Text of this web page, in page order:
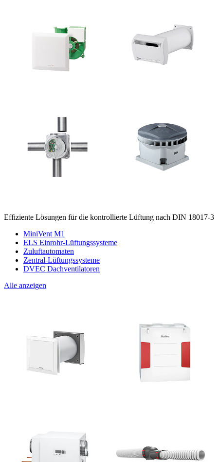
Effiziente Lösungen für die kontrollierte Lüftung nach DIN 18017-3
MiniVent M1
ELS Einrohr-Lüftungssysteme
Zuluftautomaten
Zentral-Lüftungssysteme
DVEC Dachventilatoren
Alle anzeigen